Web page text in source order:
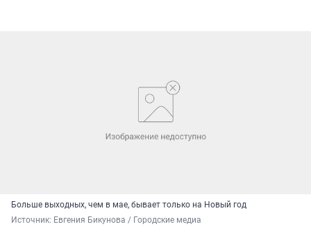
Больше выходных, чем в мае, бывает только на Новый год
Источник: Евгения Бикунова / Городские медиа